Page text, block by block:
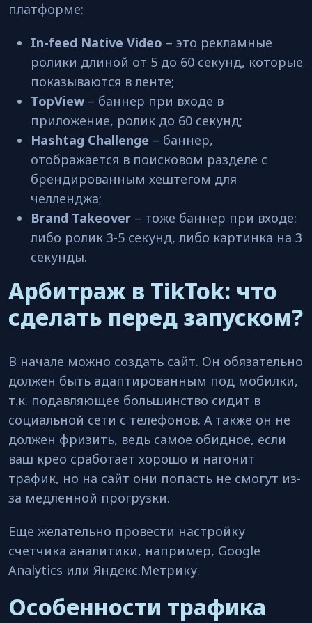
платформе:
In-feed Native Video – это рекламные
ролики длиной от 5 до 60 секунд, которые
показываются в ленте;
TopView – баннер при входе в
приложение, ролик до 60 секунд;
Hashtag Challenge – баннер,
отображается в поисковом разделе с
брендированным хештегом для
челленджа;
Brand Takeover – тоже баннер при входе:
либо ролик 3-5 секунд, либо картинка на 3
секунды.
Арбитраж в TikTok: что
сделать перед запуском?
В начале можно создать сайт. Он обязательно
должен быть адаптированным под мобилки,
т.к. подавляющее большинство сидит в
социальной сети с телефонов. А также он не
должен фризить, ведь самое обидное, если
ваш крео сработает хорошо и нагонит
трафик, но на сайт они попасть не смогут из-
за медленной прогрузки.
Еще желательно провести настройку
счетчика аналитики, например, Google
Analytics или Яндекс.Метрику.
Особенности трафика